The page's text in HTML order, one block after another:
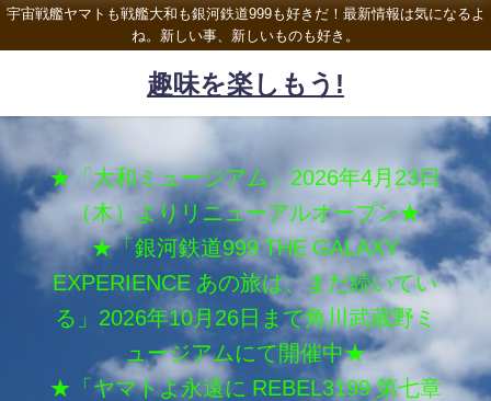
宇宙戦艦ヤマトも戦艦大和も銀河鉄道999も好きだ！最新情報は気になるよ
ね。新しい事、新しいものも好き。
趣味を楽しもう!
★「大和ミュージアム」2026年4月23日
（木）よりリニューアルオープン★
★「銀河鉄道999 THE GALAXY
EXPERIENCE あの旅は、まだ続いてい
る」2026年10月26日まで角川武蔵野ミ
ュージアムにて開催中★
★「ヤマトよ永遠に REBEL3199 第七章